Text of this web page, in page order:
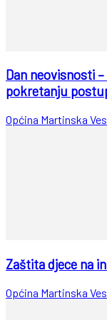
Dan neovisnosti
pokretanju
Općina Martinska Ves
Zaštita djece na
Općina Martinska Ves